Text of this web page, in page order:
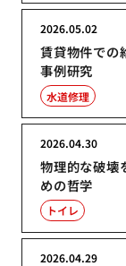
賃貸物件での
事例研究
2026.05.02
水道修理
物理的な破壊
めの哲学
2026.04.30
トイレ
2026.04.29